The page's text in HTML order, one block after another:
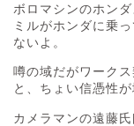
ボロマシンのホン
ミルがホンダに乗
ないよ。
噂の域だがワーク
と、ちょい信憑性が
カメラマンの遠藤氏